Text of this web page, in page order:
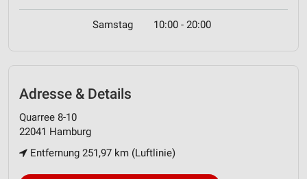
Samstag 10:00 - 20:00
Adresse & Details
Quarree 8-10
22041 Hamburg
Entfernung 251,97 km (Luftlinie)